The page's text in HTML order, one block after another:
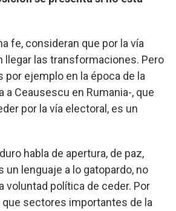
fe, consideran que por la vía
llegar las transformaciones. Pero
ejemplo en la época de la
a Ceausescu en Rumania-, que
por la vía electoral, es un
habla de apertura, de paz,
un lenguaje a lo gatopardo, no
voluntad política de ceder. Por
sectores importantes de la